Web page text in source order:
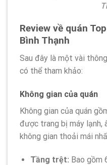
Review về quán
Bình Thạnh
Sau đây là một vài
có thể tham khảo:
Không gian của quán
Không gian của quán
được trang bị máy lạnh,
không gian thoải mái
Tầng trệt: Bao gồm